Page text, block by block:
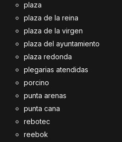
plaza
plaza de la reina
plaza de la virgen
plaza del ayuntamiento
plaza redonda
plegarias atendidas
porcino
punta arenas
punta cana
rebotec
reebok